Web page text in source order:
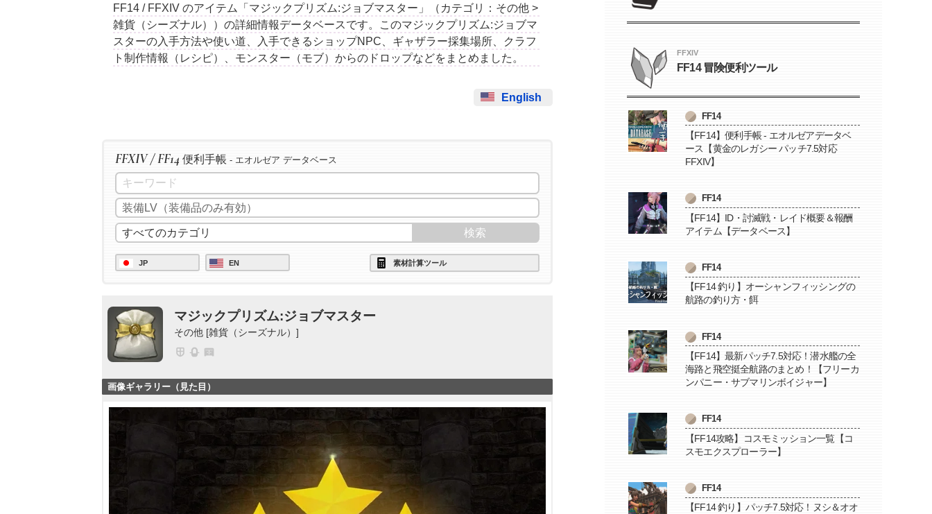
FF14 / FFXIV のアイテム「マジックプリズム:ジョブマスター」（カテゴリ：その他 >
雑貨（シーズナル））の詳細情報データベースです。このマジックプリズム:ジョブマ
スターの入手方法や使い道、入手できるショップNPC、ギャザラー採集場所、クラフ
ト制作情報（レシピ）、モンスター（モブ）からのドロップなどをまとめました。
English
FFXIV / FF14 便利手帳 - エオルゼア データベース
JP EN 素材計算ツール
マジックプリズム:ジョブマスター
その他 [雑貨（シーズナル）]
画像ギャラリー（見た目）
FFXIV
FF14 冒険便利ツール
FF14
【FF14】便利手帳 - エオルゼアデータベ
ース【黄金のレガシー パッチ7.5対応
FFXIV】
FF14
【FF14】ID・討滅戦・レイド概要＆報酬
アイテム【データベース】
FF14
【FF14 釣り】オーシャンフィッシングの
航路の釣り方・餌
FF14
【FF14】最新パッチ7.5対応！潜水艦の全
海路と飛空挺全航路のまとめ！【フリーカ
ンパニー・サブマリンボイジャー】
FF14
【FF14攻略】コスモミッション一覧【コ
スモエクスプローラー】
FF14
【FF14 釣り】パッチ7.5対応！ヌシ＆オオ